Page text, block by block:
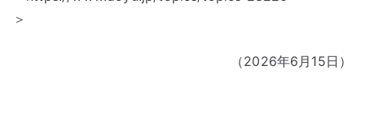
＞
（2026年6月15日）